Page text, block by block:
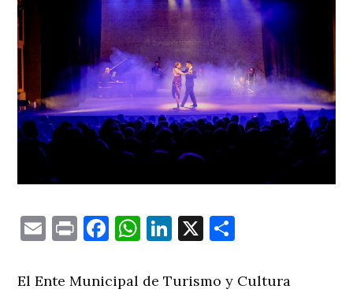
EmailPrintFacebook
WhatsApp
LinkedIn
X
El Ente Municipal de Turismo y Cultura